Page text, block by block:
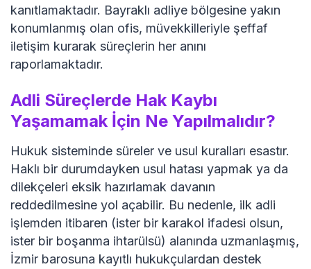
kanıtlamaktadır. Bayraklı adliye bölgesine yakın
konumlanmış olan ofis, müvekkilleriyle şeffaf
iletişim kurarak süreçlerin her anını
raporlamaktadır.
Adli Süreçlerde Hak Kaybı
Yaşamamak İçin Ne Yapılmalıdır?
Hukuk sisteminde süreler ve usul kuralları esastır.
Haklı bir durumdayken usul hatası yapmak ya da
dilekçeleri eksik hazırlamak davanın
reddedilmesine yol açabilir. Bu nedenle, ilk adli
işlemden itibaren (ister bir karakol ifadesi olsun,
ister bir boşanma ihtarülsü) alanında uzmanlaşmış,
İzmir barosuna kayıtlı hukukçulardan destek